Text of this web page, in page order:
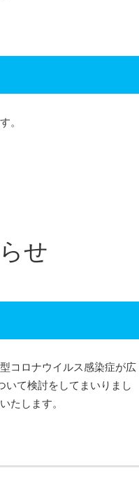
。
せ
コロナウイルス感染症が広
いて検討をしてまいりまし
たします。